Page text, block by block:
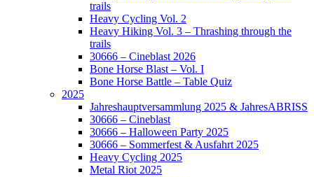
trails
Heavy Cycling Vol. 2
Heavy Hiking Vol. 3 – Thrashing through the
trails
30666 – Cineblast 2026
Bone Horse Blast – Vol. I
Bone Horse Battle – Table Quiz
2025
Jahreshauptversammlung 2025 & JahresABRISS
30666 – Cineblast
30666 – Halloween Party 2025
30666 – Sommerfest & Ausfahrt 2025
Heavy Cycling 2025
Metal Riot 2025